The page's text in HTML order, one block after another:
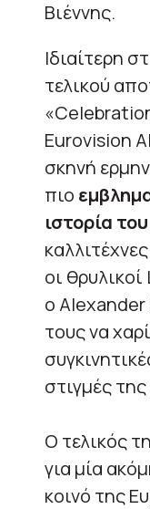
Βιέννης.
Ιδιαίτερη
τελικού
Eurovision
σκηνή
πιο
ιστορία
οι
ο Alexander
τους να
στιγμές
Ο τελικός
για μία
κοινό της